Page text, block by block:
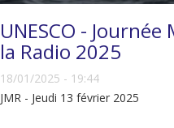
UNESCO -
la Radio 2025
18/01/2025 - 19:44
JMR - Jeudi 13 février 2025